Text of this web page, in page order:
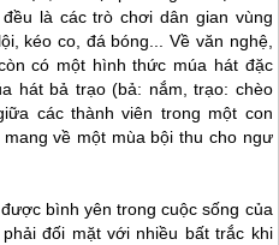
là các trò chơi dân gian vùng
kéo co, đá bóng... Về văn nghệ,
có một hình thức múa hát đặc
hát bả trạo (bả: nắm, trạo: chèo
các thành viên trong một con
về một mùa bội thu cho ngư
bình yên trong cuộc sống của
đối mặt với nhiều bất trắc khi